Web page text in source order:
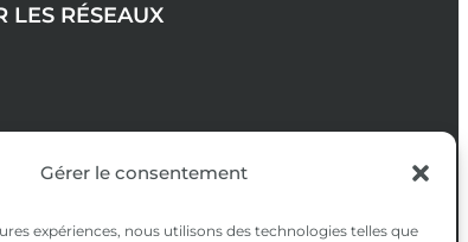
Gérer le consentement
expériences, nous utilisons des technologies telles que
LES RÉSEAUX